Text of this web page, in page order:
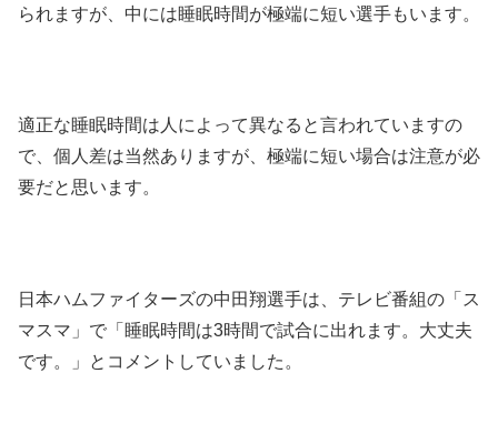
られますが、中には睡眠時間が極端に短い選手もいます。
適正な睡眠時間は人によって異なると言われていますの
で、個人差は当然ありますが、極端に短い場合は注意が必
要だと思います。
日本ハムファイターズの中田翔選手は、テレビ番組の「ス
マスマ」で「睡眠時間は3時間で試合に出れます。大丈夫
です。」とコメントしていました。